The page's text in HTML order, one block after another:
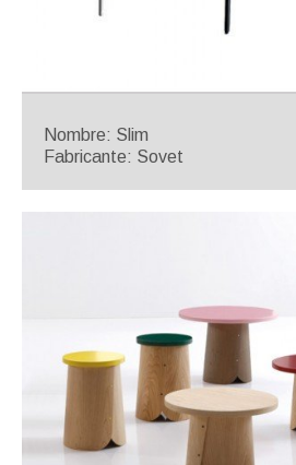
Nombre: Slim
Fabricante: Sovet